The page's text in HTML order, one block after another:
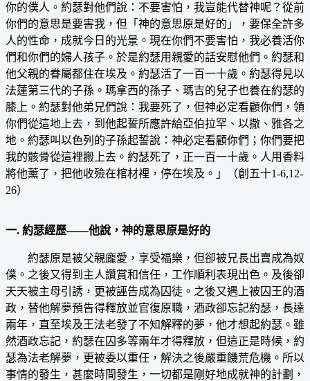
你的僕人。約瑟對他們說：不要害怕，我豈能代替神呢？從前
你們的意思是要害我，但「神的意思原是好的」，要保全許多
人的性命，成就今日的光景。現在你們不要害怕，我必養活你
們和你們的婦人孩子。於是約瑟用親愛的話安慰他們。約瑟和
他父親的眷屬都住在埃及。約瑟活了一百一十歲。約瑟得見以
法蓮第三代的子孫。瑪拿西的孫子、瑪吉的兒子也養在約瑟的
膝上。約瑟對他弟兄們說：我要死了，但神必定看顧你們，領
你們從這地上去，到他起誓所應許給亞伯拉罕、以撒、雅各之
地。約瑟叫以色列的子孫起誓說：神必定看顧你們；你們要把
我的骸骨從這裡搬上去。約瑟死了，正一百一十歲。人用香料
將他薰了，把他收殮在棺材裡，停在埃及。」（創五十1-6,12-
26）
一. 約瑟經歷——他說，神的意思原是好的
約瑟原是被父親龐愛，享受福樂，但卻被兄長出賣成為奴
僕。之後又得到主人讚賞和信任，工作順利表現出色。及後卻
天天被主母引誘，更被誣告成為囚徒。之後又遇上被囚王的酒
政，替他解夢預告得釋放並官復原職，酒政卻忘記約瑟，長達
兩年，直至埃及王法老發了不知解釋的夢，他才想起約瑟。雖
然酒政忘記，約瑟在囚多等兩年才得釋放，但這正是時候，約
瑟為法老解夢，更被委以重任，解決之後嚴重饑荒危機。所以
事情的發生，甚麼時間發生，一切都是剛好地成就神的計劃，